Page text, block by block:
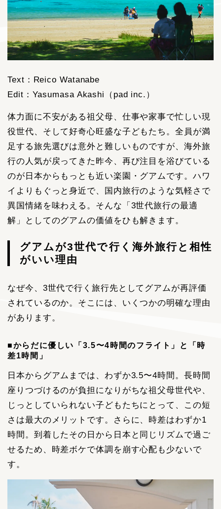
Text：Reico Watanabe
Edit：Yasumasa Akashi（pad inc.）
体力面に不安がある祖父母、仕事や家事で忙しい現
役世代、そして好奇心旺盛な子どもたち。全員が満
足する旅先選びは意外と難しいものですが、海外旅
行の人気が戻ってきた昨今、再び注目を浴びている
のが日本からもっとも近い楽園・グアムです。ハワ
イよりもぐっと身近で、国内旅行のような気軽さで
異国情緒を味わえる。そんな「3世代旅行の最適
解」としてのグアムの価値をひも解きます。
グアムが3世代で行く海外旅行と相性
がいい理由
なぜ今、3世代で行く旅行先としてグアムが再評価
されているのか。そこには、いくつかの明確な理由
があります。
■からだに優しい「3.5〜4時間のフライト」と「時
差1時間」
日本からグアムまでは、わずか3.5〜4時間。長時間
座りつづけるのが負担になりがちな祖父母世代や、
じっとしていられない子どもたちにとって、この短
さは最大のメリットです。さらに、時差はわずか1
時間。到着したその日から日本と同じリズムで過ご
せるため、時差ボケで体調を崩す心配も少ないで
す。